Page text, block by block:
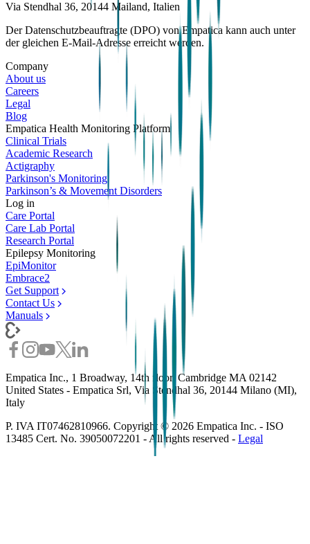
Via Stendhal 36, 20144 Mailand, Italien
Der Datenschutzbeauftragte (DPO) von Empatica kann auch unter
der gleichen E-Mail-Adresse erreicht werden.
Company
About us
Careers
Legal
Blog
Empatica Health Monitoring Platform
Clinical Trials
Academic Research
Actigraphy
Parkinson's Monitoring
Parkinson’s & Movement Disorders
Log in
Care Portal
Care Lab Portal
Research Portal
Epilepsy Monitoring
EpiMonitor
Embrace2
Get Support
Contact Us
Manuals
Empatica Inc., 1 Broadway, 14th floor, Cambridge MA 02142
United States - Empatica Srl, Via Stendhal 36, 20144 Milano (MI),
Italy
P. IVA IT07462810966. Copyright © 2026 Empatica Inc. - ISO
13485 Cert. No. 39050072201 - All rights reserved - Legal